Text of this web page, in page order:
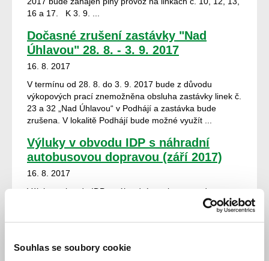
Souhlas se soubory cookie
16 a 17. K 3. 9. ...
Dočasné zrušení zastávky "Nad
Úhlavou" 28. 8. - 3. 9. 2017
16. 8. 2017
V termínu od 28. 8. do 3. 9. 2017 bude z důvodu
výkopových prací znemožněna obsluha zastávky linek č.
23 a 32 „Nad Úhlavou“ v Podhájí a zastávka bude
zrušena. V lokalitě Podhájí bude možné využít ...
Výluky v obvodu IDP s náhradní
autobusovou dopravou (září 2017)
16. 8. 2017
Výluky v obvodu IDP s náhradní autobusovou dopravou
Starý Plzenec – Nezvěstice ve dnech 11. a 12. 9. 2017
v době 8:00 až 14:00 hodin Starý Plzenec – Plzeň-
Obnovení provozu linky č. 12 do